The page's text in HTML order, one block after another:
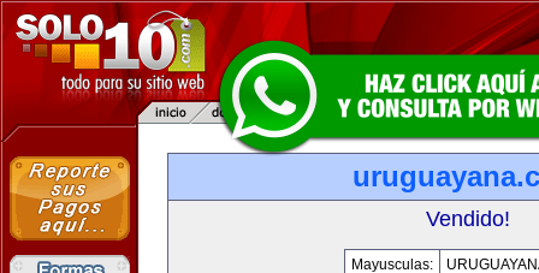
Vendido!
Mayusculas: